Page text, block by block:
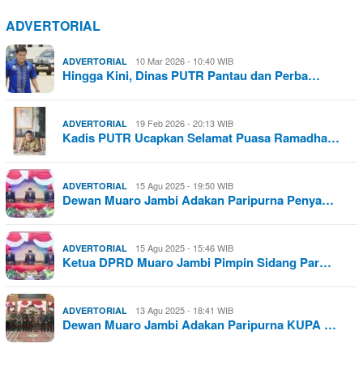
ADVERTORIAL
ADVERTORIAL 10 Mar 2026 - 10:40 WIB
Hingga Kini, Dinas PUTR Pantau dan Perba…
ADVERTORIAL 19 Feb 2026 - 20:13 WIB
Kadis PUTR Ucapkan Selamat Puasa Ramadha…
ADVERTORIAL 15 Agu 2025 - 19:50 WIB
Dewan Muaro Jambi Adakan Paripurna Penya…
ADVERTORIAL 15 Agu 2025 - 15:46 WIB
Ketua DPRD Muaro Jambi Pimpin Sidang Par…
ADVERTORIAL 13 Agu 2025 - 18:41 WIB
Dewan Muaro Jambi Adakan Paripurna KUPA …